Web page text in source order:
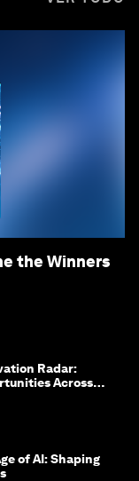
the Winners
Radar:
Across
of AI: Shaping